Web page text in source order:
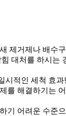
제거제나 배수구
대처를 하시는
시적인 세척 효과
를 해결하기는
기 어려운 수준